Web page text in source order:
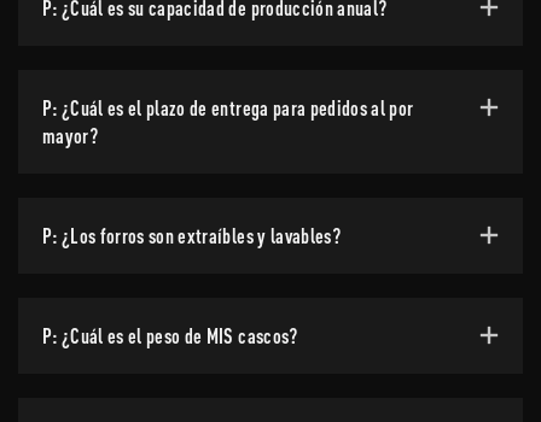
P: ¿Cuál es su capacidad de producción anual?
P: ¿Cuál es el plazo de entrega para pedidos al por
mayor?
P: ¿Los forros son extraíbles y lavables?
P: ¿Cuál es el peso de MIS cascos?